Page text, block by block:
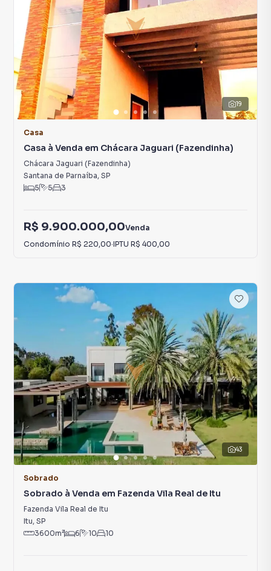
19
Casa
Casa à Venda em Chácara Jaguari (Fazendinha)
Chácara Jaguari (Fazendinha)
Santana de Parnaíba, SP
5
5 3
R$ 9.900.000,00Venda
Condomínio R$ 220,00·IPTU R$ 400,00
43
Sobrado
Sobrado à Venda em Fazenda Vila Real de Itu
Fazenda Vila Real de Itu
Itu, SP
3600m² 6 10 10